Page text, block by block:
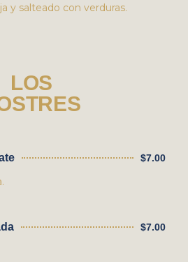
y salteado con verduras.
LOS
$7.00
$7.00